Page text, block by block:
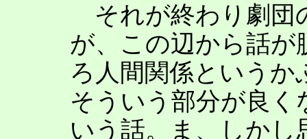
それが終わり劇団
が、この辺から話
ろ人間関係という
そういう部分が良
いう話。ま、しか